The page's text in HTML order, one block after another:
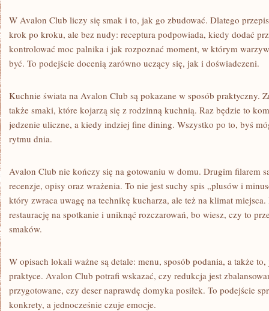
W Avalon Club liczy się smak i to, jak go zbudować. Dlatego
krok po kroku, ale bez nudy: receptura podpowiada, kiedy dodać
kontrolować moc palnika i jak rozpoznać moment, w którym
być. To podejście docenią zarówno uczący się, jak i doświadczeni.
Kuchnie świata na Avalon Club są pokazane w sposób praktyczny.
także smaki, które kojarzą się z rodzinną kuchnią. Raz będzie to
jedzenie uliczne, a kiedy indziej fine dining. Wszystko po to, byś
rytmu dnia.
Avalon Club nie kończy się na gotowaniu w domu. Drugim filarem
recenzje, opisy oraz wrażenia. To nie jest suchy spis „plusów i
który zwraca uwagę na technikę kucharza, ale też na klimat
restaurację na spotkanie i uniknąć rozczarowań, bo wiesz, czy to
smaków.
W opisach lokali ważne są detale: menu, sposób podania, a także
praktyce. Avalon Club potrafi wskazać, czy redukcja jest
przygotowane, czy deser naprawdę domyka posiłek. To podejście
konkrety, a jednocześnie czuje emocje.